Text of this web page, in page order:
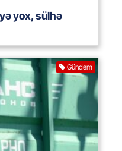
yox, sülhə
Gündəm